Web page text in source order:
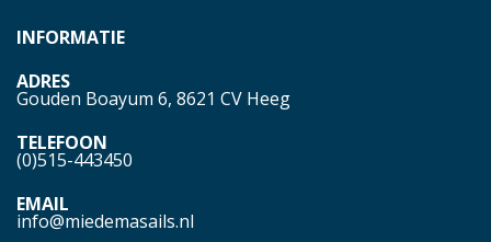
INFORMATIE
ADRES
Gouden Boayum 6, 8621 CV Heeg
TELEFOON
(0)515-443450
EMAIL
info@miedemasails.nl